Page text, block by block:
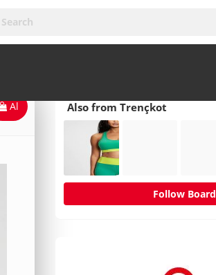
Al Also from Trençkot
Follow Board